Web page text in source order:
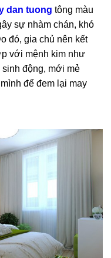
dan tuong tông màu
sự nhàm chán, khó
đó, gia chủ nên kết
với mệnh kim như
sinh động, mới mẻ
để đem lại may